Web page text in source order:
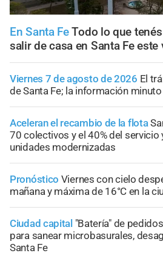
En Santa FeTodo lo que
salir de casa en Santa Fe
Viernes 7 de agosto de 2026 El
de Santa Fe; la información
Aceleran el recambio de la flota
70 colectivos y el 40% del servicio
unidades modernizadas
Pronóstico Viernes con cielo
mañana y máxima de 16°C en la
Ciudad capital "Batería" de
para sanear microbasurales,
Santa Fe